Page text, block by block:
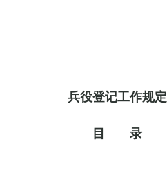
兵役登记工作规定
目 录